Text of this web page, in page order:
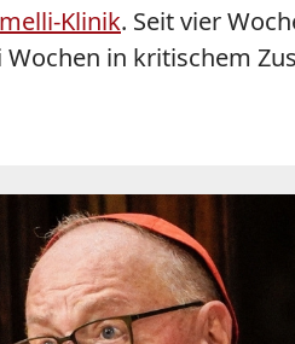
Klinik. Seit vier
in kritischem